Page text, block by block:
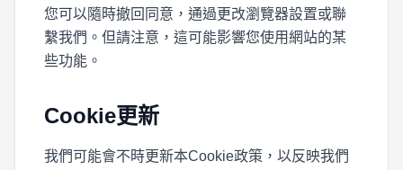
您可以隨時撤回同意，通過更改瀏覽器設置或聯
繫我們。但請注意，這可能影響您使用網站的某
些功能。
Cookie更新
我們可能會不時更新本Cookie政策，以反映我們